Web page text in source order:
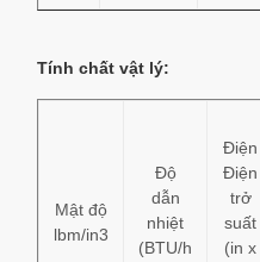
Tính chất vật lý:
Mật độ
lbm/in3
Độ
dẫn
nhiệt
(BTU/h
Điện
Điện
trở
suất
(in x